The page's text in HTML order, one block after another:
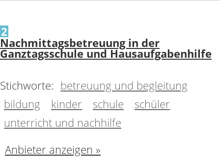
2
Nachmittagsbetreuung in der
Ganztagsschule und Hausaufgabenhilfe
Stichworte: betreuung und begleitung
bildung
kinder schule
schüler
unterricht und nachhilfe
Anbieter anzeigen »